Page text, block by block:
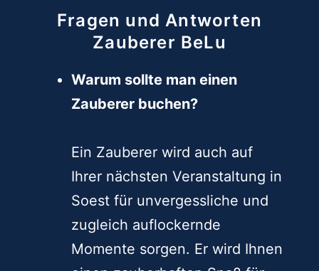
Zauberer BeLu
Warum sollte man einen
Zauberer buchen?
Ein Zauberer wird auch auf
Ihrer nächsten Veranstaltung in